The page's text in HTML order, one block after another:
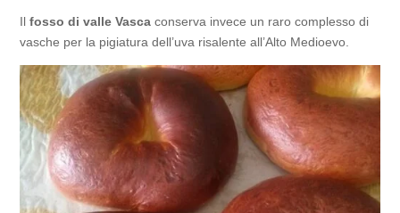
Ilfosso di valle Vasca conserva invece un raro complesso di
vasche per la pigiatura dell’uva risalente all’Alto Medioevo.